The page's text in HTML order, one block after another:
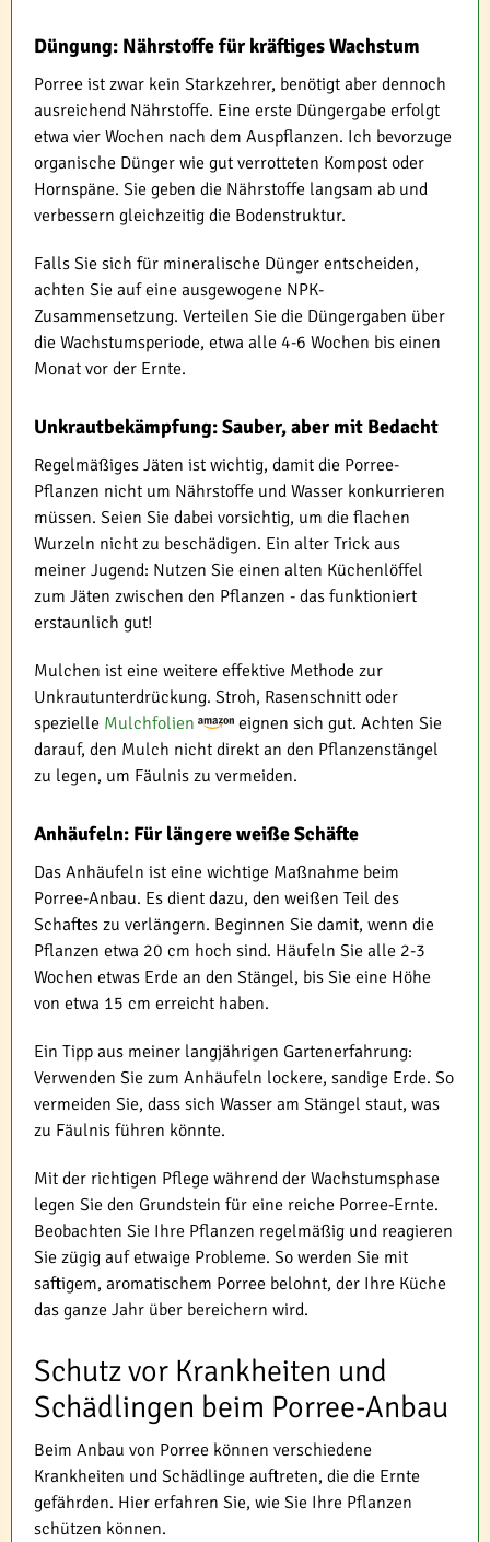
Düngung: Nährstoffe für kräftiges Wachstum
Porree ist zwar kein Starkzehrer, benötigt aber dennoch
ausreichend Nährstoffe. Eine erste Düngergabe erfolgt
etwa vier Wochen nach dem Auspflanzen. Ich bevorzuge
organische Dünger wie gut verrotteten Kompost oder
Hornspäne. Sie geben die Nährstoffe langsam ab und
verbessern gleichzeitig die Bodenstruktur.
Falls Sie sich für mineralische Dünger entscheiden,
achten Sie auf eine ausgewogene NPK-
Zusammensetzung. Verteilen Sie die Düngergaben über
die Wachstumsperiode, etwa alle 4-6 Wochen bis einen
Monat vor der Ernte.
Unkrautbekämpfung: Sauber, aber mit Bedacht
Regelmäßiges Jäten ist wichtig, damit die Porree-
Pflanzen nicht um Nährstoffe und Wasser konkurrieren
müssen. Seien Sie dabei vorsichtig, um die flachen
Wurzeln nicht zu beschädigen. Ein alter Trick aus
meiner Jugend: Nutzen Sie einen alten Küchenlöffel
zum Jäten zwischen den Pflanzen - das funktioniert
erstaunlich gut!
Mulchen ist eine weitere effektive Methode zur
Unkrautunterdrückung. Stroh, Rasenschnitt oder
spezielle Mulchfolien
eignen sich gut. Achten Sie
darauf, den Mulch nicht direkt an den Pflanzenstängel
zu legen, um Fäulnis zu vermeiden.
Anhäufeln: Für längere weiße Schäfte
Das Anhäufeln ist eine wichtige Maßnahme beim
Porree-Anbau. Es dient dazu, den weißen Teil des
Schaftes zu verlängern. Beginnen Sie damit, wenn die
Pflanzen etwa 20 cm hoch sind. Häufeln Sie alle 2-3
Wochen etwas Erde an den Stängel, bis Sie eine Höhe
von etwa 15 cm erreicht haben.
Ein Tipp aus meiner langjährigen Gartenerfahrung:
Verwenden Sie zum Anhäufeln lockere, sandige Erde. So
vermeiden Sie, dass sich Wasser am Stängel staut, was
zu Fäulnis führen könnte.
Mit der richtigen Pflege während der Wachstumsphase
legen Sie den Grundstein für eine reiche Porree-Ernte.
Beobachten Sie Ihre Pflanzen regelmäßig und reagieren
Sie zügig auf etwaige Probleme. So werden Sie mit
saftigem, aromatischem Porree belohnt, der Ihre Küche
das ganze Jahr über bereichern wird.
Schutz vor Krankheiten und
Schädlingen beim Porree-Anbau
Beim Anbau von Porree können verschiedene
Krankheiten und Schädlinge auftreten, die die Ernte
gefährden. Hier erfahren Sie, wie Sie Ihre Pflanzen
schützen können.